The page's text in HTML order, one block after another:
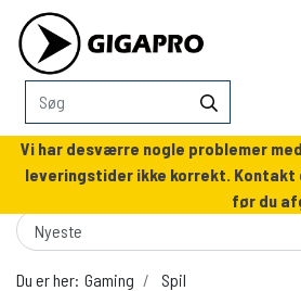
Vi har desværre nogle problemer
leveringstider ikke korrekt. Kontakt
før du
Du er her: Gaming Spil